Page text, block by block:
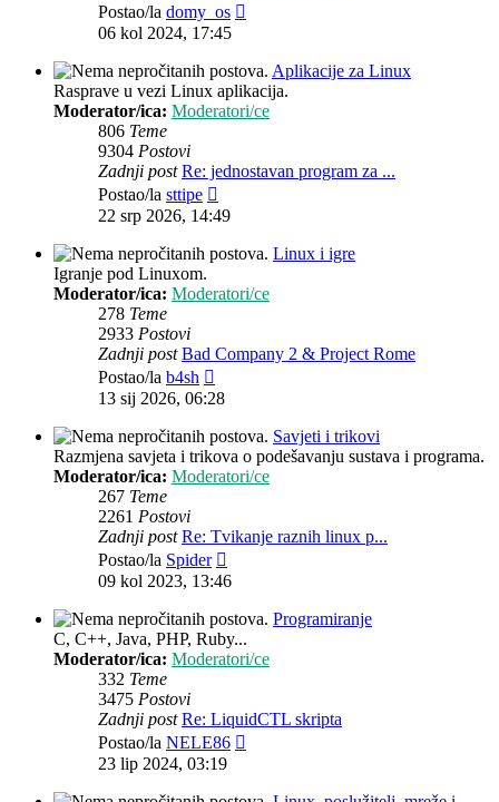
Postao/la domy_os
06 kol 2024, 17:45
Aplikacije za Linux
Rasprave u vezi Linux aplikacija.
Moderator/ica: Moderatori/ce
806 Teme
9304 Postovi
Zadnji post Re: jednostavan program za ...
Postao/la sttipe
post
22 srp 2026, 14:49
Linux i igre
Igranje pod Linuxom.
Moderator/ica: Moderatori/ce
278 Teme
2933 Postovi
Zadnji post Bad Company 2 & Project Rome
Postao/la b4sh
post
13 sij 2026, 06:28
Savjeti i trikovi
Razmjena savjeta i trikova o podešavanju sustava i programa.
Moderator/ica: Moderatori/ce
267 Teme
2261 Postovi
Zadnji post Re: Tvikanje raznih linux p...
Postao/la Spider
post
09 kol 2023, 13:46
Programiranje
C, C++, Java, PHP, Ruby...
Moderator/ica: Moderatori/ce
332 Teme
3475 Postovi
Zadnji post Re: LiquidCTL skripta
Postao/la NELE86
23 lip 2024, 03:19